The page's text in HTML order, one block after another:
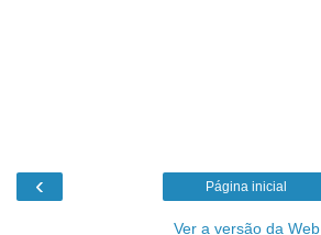
‹ Página inicial
Ver a versão da Web